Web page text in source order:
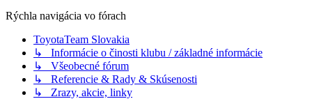
Rýchla navigácia vo fórach
ToyotaTeam Slovakia
↳ Informácie o činosti klubu / základné informácie
↳ Všeobecné fórum
↳ Referencie & Rady & Skúsenosti
↳ Zrazy, akcie, linky